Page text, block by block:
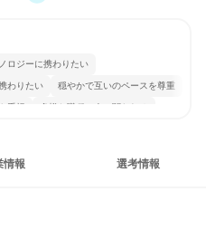
ロジーに携わりたい
わりたい 穏やかで互いのペースを尊重
重視 多様な職種の人と関われる
情報 選考情報